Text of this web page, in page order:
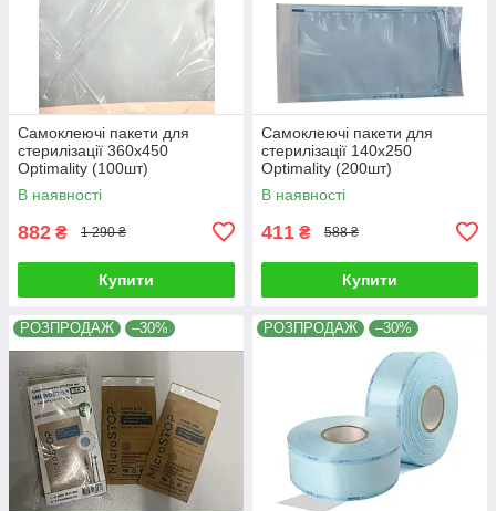
Самоклеючі пакети для
стерилізації 360x450
Optimality (100шт)
В наявності
882 ₴ 1 290 ₴
Купити
Самоклеючі пакети для
стерилізації 140x250
Optimality (200шт)
В наявності
411 ₴ 588 ₴
Купити
РОЗПРОДАЖ –30% РОЗПРОДАЖ –30%